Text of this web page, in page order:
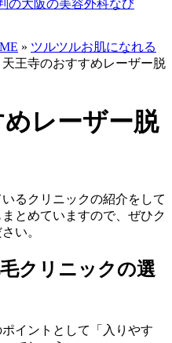
» ツルツルお肌になれる
天王寺のおすすめレーザー脱
レーザー脱
るクリニックの紹介をして
とめていますので、ぜひク
い。
クリニックの選
イントとして「入りやす